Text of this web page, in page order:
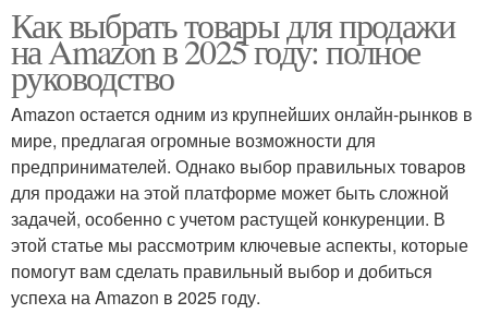
Как выбрать товары для продажи
на Amazon в 2025 году: полное
руководство
Amazon остается одним из крупнейших онлайн-рынков в
мире, предлагая огромные возможности для
предпринимателей. Однако выбор правильных товаров
для продажи на этой платформе может быть сложной
задачей, особенно с учетом растущей конкуренции. В
этой статье мы рассмотрим ключевые аспекты, которые
помогут вам сделать правильный выбор и добиться
успеха на Amazon в 2025 году.